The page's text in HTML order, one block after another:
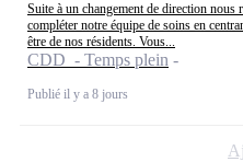
Suite à un changement de direction
compléter notre équipe de soins en
être de nos résidents. Vous...
CDD - Temps plein
Publié il y a 8 jours